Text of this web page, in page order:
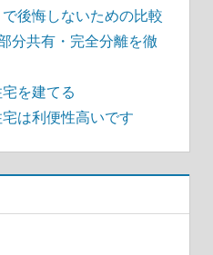
後悔しないための比較
分共有・完全分離を徹
を建てる
は利便性高いです